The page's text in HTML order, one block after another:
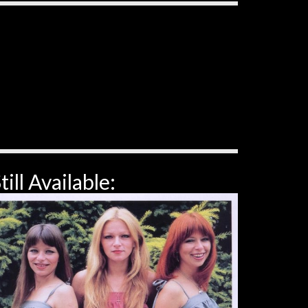
Available: